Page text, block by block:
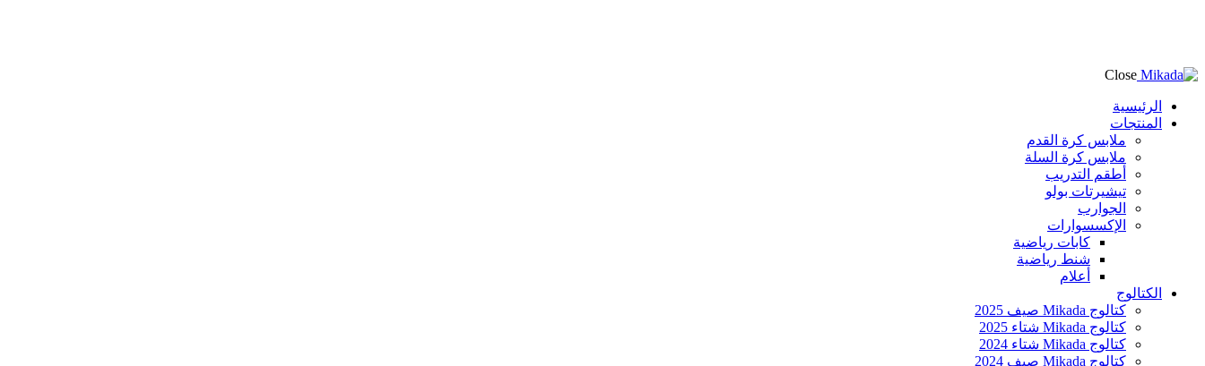
Close
الرئيسية
المنتجات
ملابس كرة القدم
ملابس كرة السلة
أطقم التدريب
تيشيرتات بولو
الجوارب
الإكسسوارات
كابات رياضية
شنط رياضية
أعلام
الكتالوج
كتالوج Mikada صيف 2025
كتالوج Mikada شتاء 2025
كتالوج Mikada شتاء 2024
كتالوج Mikada صيف 2024